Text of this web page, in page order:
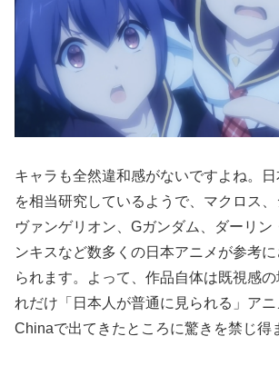
キャラも全然違和感がないですよね。
を相当研究しているようで、マクロス
ヴァンゲリオン、Gガンダム、ダーリン
ンキスなど数多くの日本アニメが参考
られます。よって、作品自体は既視感
れだけ「日本人が普通に見られる」ア
Chinaで出てきたところに驚きを禁じ得